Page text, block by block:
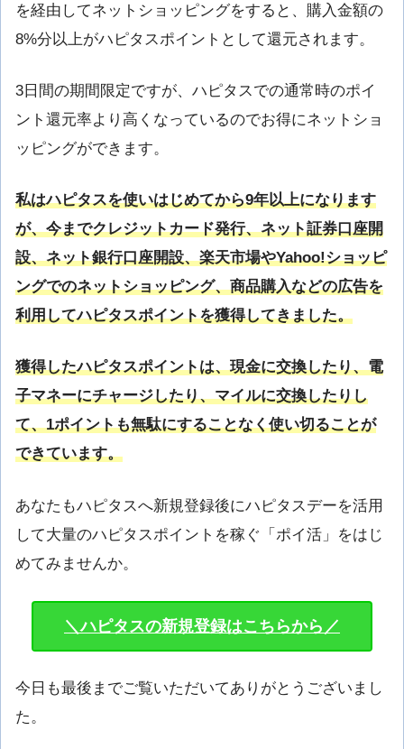
を経由してネットショッピングをすると、購入金額の
8%分以上がハピタスポイントとして還元されます。
3日間の期間限定ですが、ハピタスでの通常時のポイ
ント還元率より高くなっているのでお得にネットショ
ッピングができます。
私はハピタスを使いはじめてから9年以上になります
が、今までクレジットカード発行、ネット証券口座開
設、ネット銀行口座開設、楽天市場やYahoo!ショッピ
ングでのネットショッピング、商品購入などの広告を
利用してハピタスポイントを獲得してきました。
獲得したハピタスポイントは、現金に交換したり、電
子マネーにチャージしたり、マイルに交換したりし
て、1ポイントも無駄にすることなく使い切ることが
できています。
あなたもハピタスへ新規登録後にハピタスデーを活用
して大量のハピタスポイントを稼ぐ「ポイ活」をはじ
めてみませんか。
＼ハピタスの新規登録はこちらから／
今日も最後までご覧いただいてありがとうございまし
た。